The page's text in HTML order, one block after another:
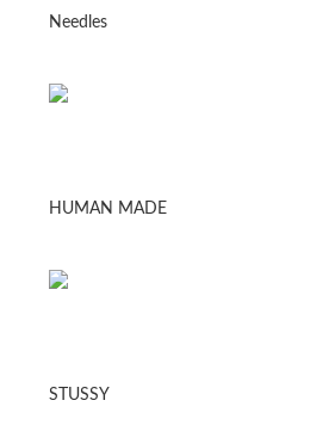
Needles
HUMAN MADE
STUSSY